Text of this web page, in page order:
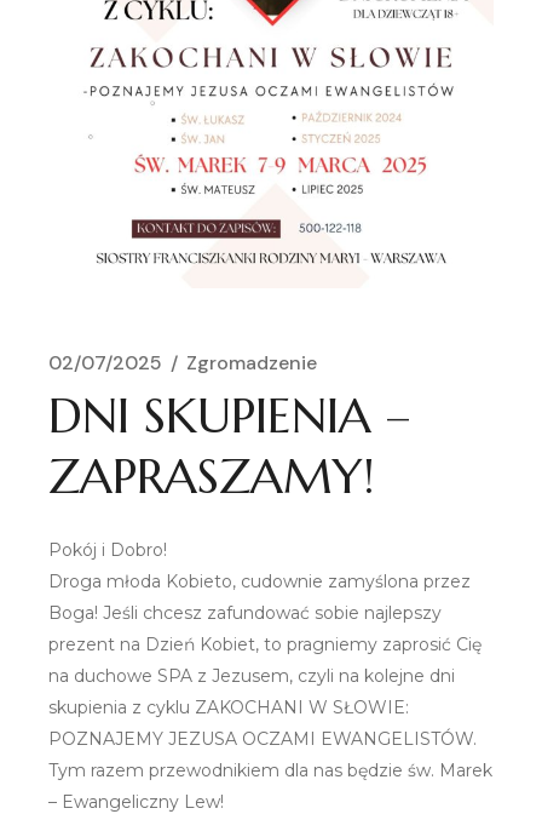
02/07/2025 Zgromadzenie
DNI SKUPIENIA –
ZAPRASZAMY!
Pokój i Dobro!
Droga młoda Kobieto, cudownie zamyślona przez
Boga! Jeśli chcesz zafundować sobie najlepszy
prezent na Dzień Kobiet, to pragniemy zaprosić Cię
na duchowe SPA z Jezusem, czyli na kolejne dni
skupienia z cyklu ZAKOCHANI W SŁOWIE:
POZNAJEMY JEZUSA OCZAMI EWANGELISTÓW.
Tym razem przewodnikiem dla nas będzie św. Marek
– Ewangeliczny Lew!